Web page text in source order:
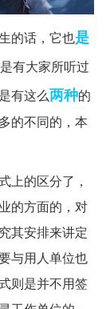
的话，它也是
有大家所听过
有这么两种的
的不同的，本
上的区分了，
的方面的，对
其安排来讲定
与用人单位也
则是并不用签